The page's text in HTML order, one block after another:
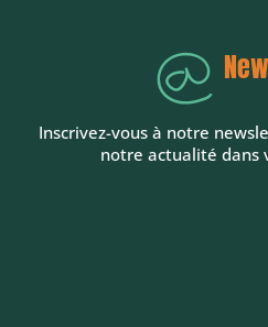
Inscrivez-vous à notre
notre actualité dans